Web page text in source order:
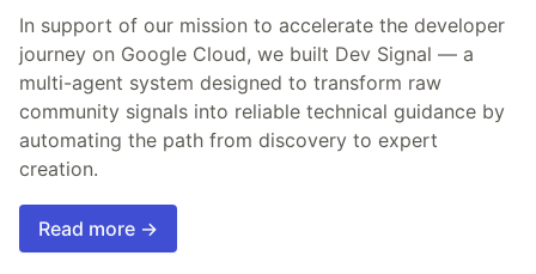
In support of our mission to accelerate the developer
journey on Google Cloud, we built Dev Signal — a
multi-agent system designed to transform raw
community signals into reliable technical guidance by
automating the path from discovery to expert
creation.
Read more →